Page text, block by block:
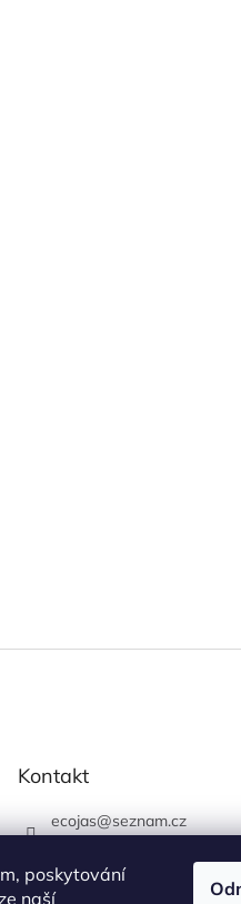
poskytování
naší
Kontakt
ecojas@seznam.cz
730 444 400 (prodejna